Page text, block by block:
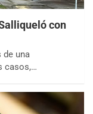
con
de una
casos,…